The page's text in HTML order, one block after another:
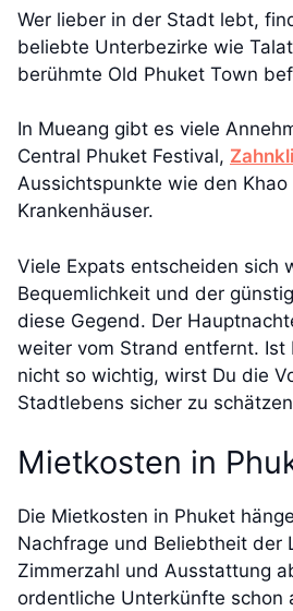
Wer lieber in der Stadt lebt,
beliebte Unterbezirke wie
berühmte Old Phuket Town
In Mueang gibt es viele
Central Phuket Festival,
Aussichtspunkte wie den Khao
Krankenhäuser.
Viele Expats entscheiden sich
Bequemlichkeit und der
diese Gegend. Der
weiter vom Strand entfernt. Ist
nicht so wichtig, wirst Du die
Stadtlebens sicher zu
Mietkosten in
Die Mietkosten in Phuket
Nachfrage und Beliebtheit der
Zimmerzahl und Ausstattung
ordentliche Unterkünfte schon